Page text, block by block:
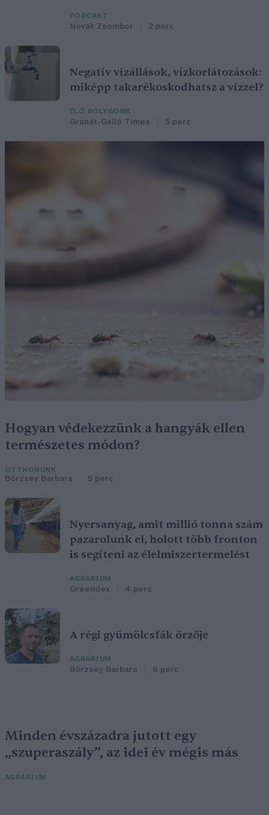
PODCAST
Novák Zsombor 2 perc
Negatív vízállások, vízkorlátozások:
miképp takarékoskodhatsz a vízzel?
ÉLŐ BOLYGÓNK
Granát-Galló Tímea 5 perc
Hogyan védekezzünk a hangyák ellen
természetes módon?
OTTHONUNK
Börzsey Barbara 5 perc
Nyersanyag, amit millió tonna szám
pazarolunk el, holott több fronton
is segíteni az élelmiszertermelést
AGRÁRIUM
Greendex 4 perc
A régi gyümölcsfák őrzője
AGRÁRIUM
Börzsey Barbara 6 perc
Minden évszázadra jutott egy
„szuperaszály”, az idei év mégis más
AGRÁRIUM